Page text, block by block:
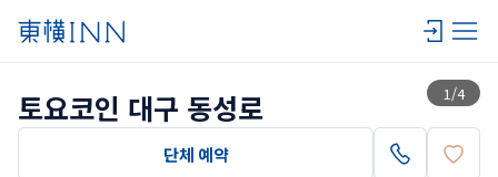
1 /4
목록 보기
토요코인 대구 동성로
단체 예약